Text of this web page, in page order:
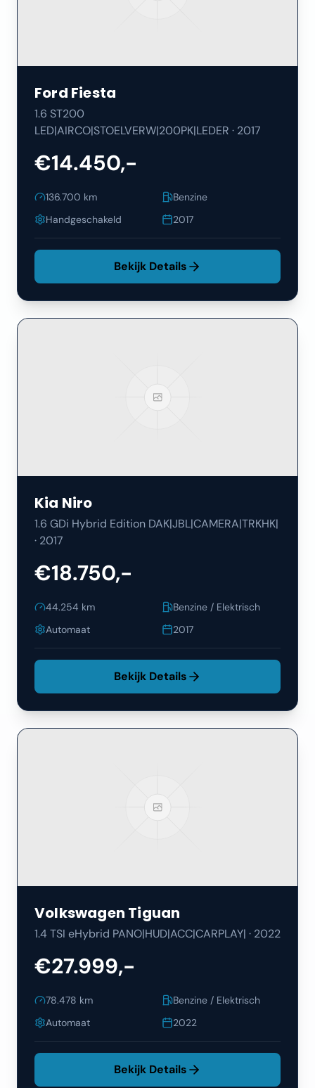
Ford Fiesta
1.6 ST200
LED|AIRCO|STOELVERW|200PK|LEDER · 2017
€14.450,-
136.700 km
Benzine
Handgeschakeld
2017
Bekijk Details
Kia Niro
1.6 GDi Hybrid Edition DAK|JBL|CAMERA|TRKHK|
· 2017
€18.750,-
44.254 km
Benzine / Elektrisch
Automaat
2017
Bekijk Details
Volkswagen Tiguan
1.4 TSI eHybrid PANO|HUD|ACC|CARPLAY| · 2022
€27.999,-
78.478 km
Benzine / Elektrisch
Automaat
2022
Bekijk Details